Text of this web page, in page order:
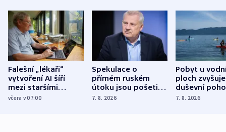
Falešní „lékaři“
vytvoření AI šíří
mezi staršími
Poláky nebezpečné
včera v 07:00
Spekulace o
přímém ruském
útoku jsou pošetilé,
míní estonský
7. 8. 2026
Pobyt u
ploch zvyšuje
duševní
ukázala
7. 8. 2026